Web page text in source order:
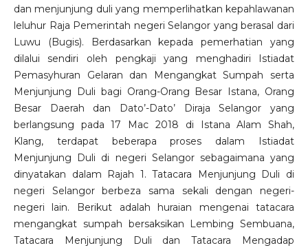
dan menjunjung duli yang memperlihatkan kepahlawanan
leluhur Raja Pemerintah negeri Selangor yang berasal dari
Luwu (Bugis). Berdasarkan kepada pemerhatian yang
dilalui sendiri oleh pengkaji yang menghadiri Istiadat
Pemasyhuran Gelaran dan Mengangkat Sumpah serta
Menjunjung Duli bagi Orang-Orang Besar Istana, Orang
Besar Daerah dan Dato’-Dato’ Diraja Selangor yang
berlangsung pada 17 Mac 2018 di Istana Alam Shah,
Klang, terdapat beberapa proses dalam Istiadat
Menjunjung Duli di negeri Selangor sebagaimana yang
dinyatakan dalam Rajah 1. Tatacara Menjunjung Duli di
negeri Selangor berbeza sama sekali dengan negeri-
negeri lain. Berikut adalah huraian mengenai tatacara
mengangkat sumpah bersaksikan Lembing Sembuana,
Tatacara Menjunjung Duli dan Tatacara Mengadap